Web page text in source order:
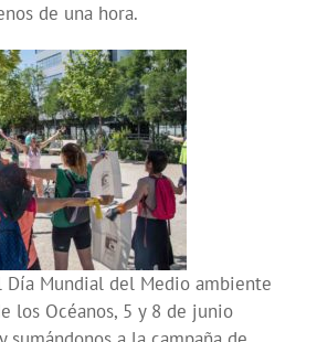
de una hora.
Día Mundial del Medio ambiente
los Océanos, 5 y 8 de junio